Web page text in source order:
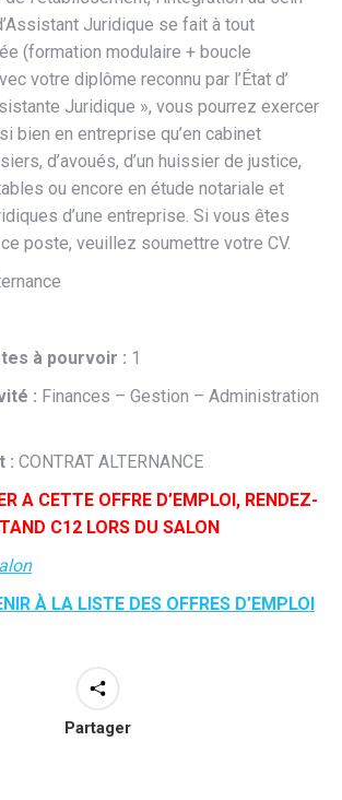
Juridique se fait à tout
(formation modulaire + boucle
votre diplôme reconnu par l’État d’
Juridique », vous pourrez exercer
bien en entreprise qu’en cabinet
d’avoués, d’un huissier de justice,
ou encore en étude notariale et
d’une entreprise. Si vous êtes
poste, veuillez soumettre votre CV.
à pourvoir : 1
: Finances – Gestion – Administration
: CONTRAT ALTERNANCE
A CETTE OFFRE D’EMPLOI, RENDEZ-
C12 LORS DU SALON
À LA LISTE DES OFFRES D’EMPLOI
Partager